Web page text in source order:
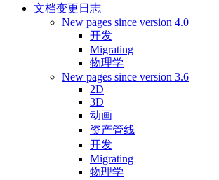
文档变更日志
New pages since version 4.0
开发
Migrating
物理学
New pages since version 3.6
2D
3D
动画
资产管线
开发
Migrating
物理学